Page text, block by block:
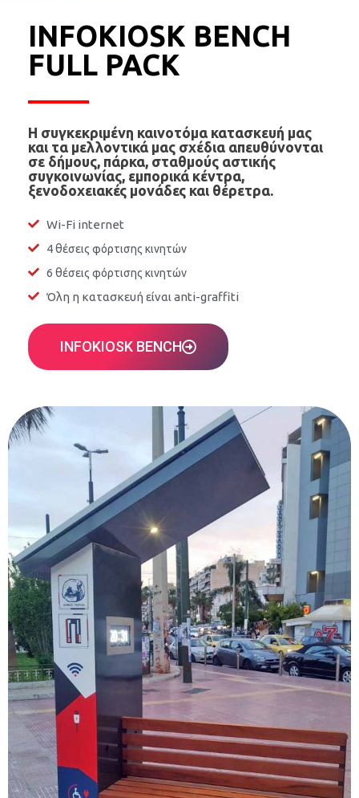
INFOKIOSK BENCH
FULL PACK
Η συγκεκριμένη καινοτόμα κατασκευή μας
και τα μελλοντικά μας σχέδια απευθύνονται
σε δήμους, πάρκα, σταθμούς αστικής
συγκοινωνίας, εμπορικά κέντρα,
ξενοδοχειακές μονάδες και θέρετρα.
Wi-Fi internet
4 θέσεις φόρτισης κινητών
6 θέσεις φόρτισης κινητών
Όλη η κατασκευή είναι anti-graffiti
INFOKIOSK BENCH